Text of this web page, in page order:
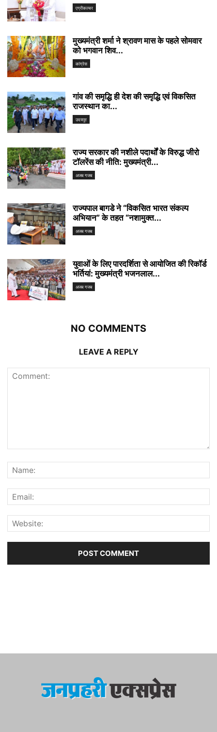
एग्रीकल्चर
मुख्यमंत्री शर्मा ने श्रावण मास के पहले सोमवार
को भगवान शिव...
कांग्रेस
गांव की समृद्धि ही देश की समृद्धि एवं विकसित
राजस्थान का...
उदयपुर
राज्य सरकार की नशीले पदार्थों के विरुद्ध जीरो
टॉलरेंस की नीति: मुख्यमंत्री...
अजब गजब
राज्यपाल बागडे ने “विकसित भारत संकल्प
अभियान” के तहत “नशामुक्त...
अजब गजब
युवाओं के लिए पारदर्शिता से आयोजित की रिकॉर्ड
भर्तियां: मुख्यमंत्री भजनलाल...
अजब गजब
NO COMMENTS
LEAVE A REPLY